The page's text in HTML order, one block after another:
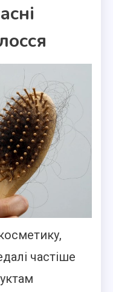
частіше